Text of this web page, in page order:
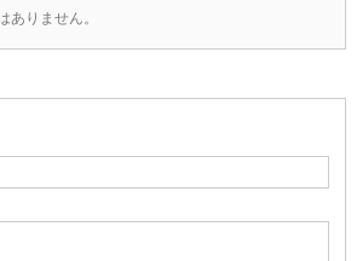
ありません。